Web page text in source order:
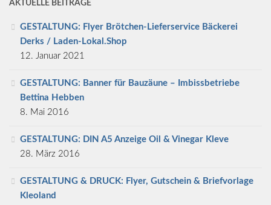
AKTUELLE BEITRÄGE
GESTALTUNG: Flyer Brötchen-Lieferservice Bäckerei
Derks / Laden-Lokal.Shop
12. Januar 2021
GESTALTUNG: Banner für Bauzäune – Imbissbetriebe
Bettina Hebben
8. Mai 2016
GESTALTUNG: DIN A5 Anzeige Oil & Vinegar Kleve
28. März 2016
GESTALTUNG & DRUCK: Flyer, Gutschein & Briefvorlage
Kleoland